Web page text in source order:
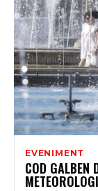
EVENIMENT
COD GALBEN